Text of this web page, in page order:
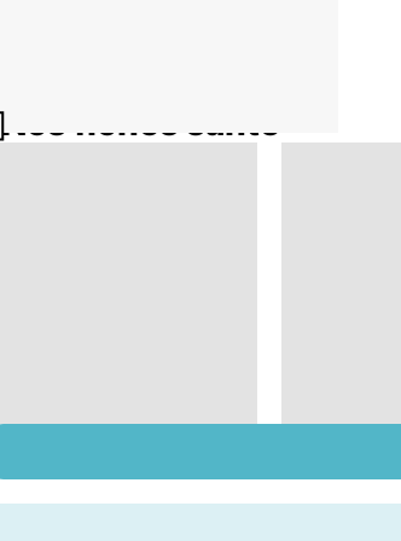
Nos fiches santé
médicament à risque
Un
soigne ?